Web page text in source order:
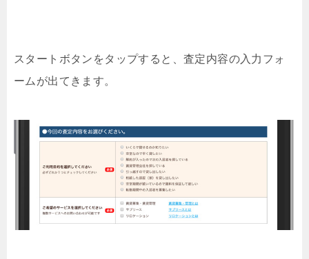
スタートボタンをタップすると、査定内容の入力フォ
ームが出てきます。